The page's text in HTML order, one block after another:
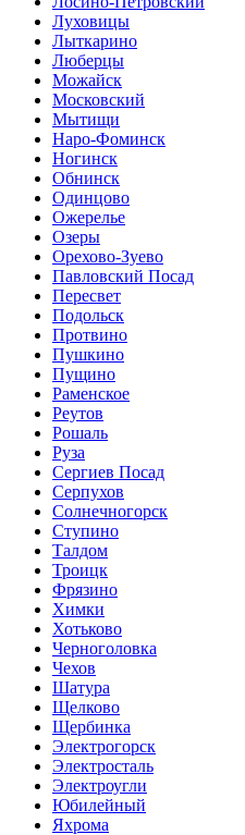
Луховицы
Лыткарино
Люберцы
Можайск
Московский
Мытищи
Наро-Фоминск
Ногинск
Обнинск
Одинцово
Ожерелье
Озеры
Орехово-Зуево
Павловский Посад
Пересвет
Подольск
Протвино
Пушкино
Пущино
Раменское
Реутов
Рошаль
Руза
Сергиев Посад
Серпухов
Солнечногорск
Ступино
Талдом
Троицк
Фрязино
Химки
Хотьково
Черноголовка
Чехов
Шатура
Щелково
Щербинка
Электрогорск
Электросталь
Электроугли
Юбилейный
Яхрома